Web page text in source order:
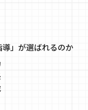
」が選ばれるのか